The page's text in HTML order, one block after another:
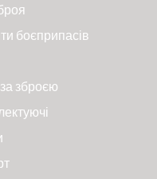
боєприпасів
зброєю